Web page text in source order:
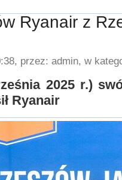
Ryanair z
przez: admin, w
2025 r.)
Ryanair